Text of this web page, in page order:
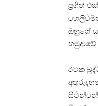
ප්‍රගීත්
ඔහුගේ
රටක
සිටින්නේ